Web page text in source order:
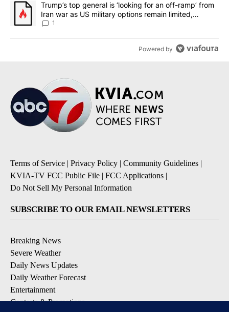
A trending article titled "Trump’s top general is ‘looking for an
Trump’s top general is ‘looking for an off-ramp’ from
Iran war as US military options remain limited,
sources say
1
Powered by
Terms of Service | Privacy Policy | Community Guidelines |
KVIA-TV FCC Public File | FCC Applications |
Do Not Sell My Personal Information
SUBSCRIBE TO OUR EMAIL NEWSLETTERS
Breaking News
Severe Weather
Daily News Updates
Daily Weather Forecast
Entertainment
Contests & Promotions